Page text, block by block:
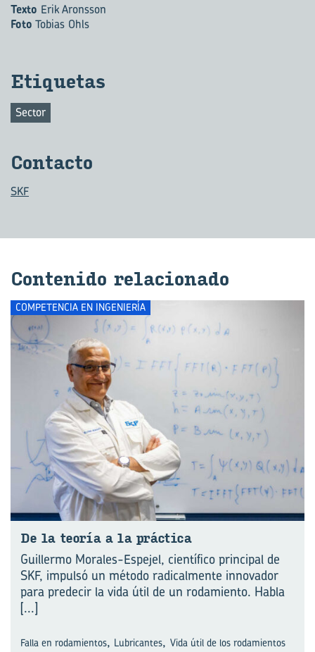
Texto Erik Aronsson
Foto Tobias Ohls
Eti­que­tas
Sector
Con­tac­to
SKF
Con­te­ni­do re­la­cio­na­do
COMPETENCIA EN INGENIERÍA
De la teo­ría a la prác­ti­ca
Guillermo Morales-Espejel, científico principal de
SKF, impulsó un método radicalmente innovador
para predecir la vida útil de un rodamiento. Habla
[...]
Falla en rodamientos, Lubricantes, Vida útil de los rodamientos